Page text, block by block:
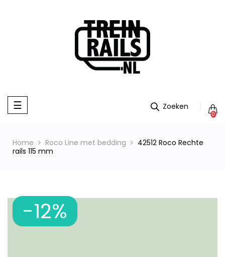
Toggle
navigation
☰
0
Home Roco Line met bedding
42512 Roco Rechte
rails 115 mm
-12%